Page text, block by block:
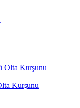
Kurşunu